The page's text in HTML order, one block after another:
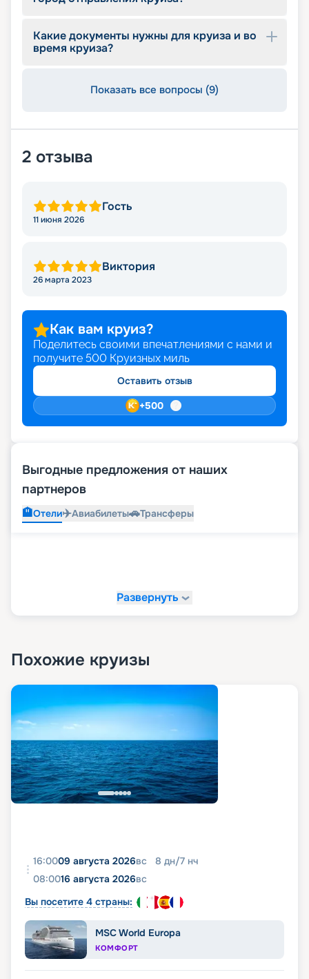
оказывать информационную поддержку на
протяжении круиза. Бронируйте путевки и
отправляйтесь в сказочное путешествие на
Какие документы нужны для круиза и во
время круиза?
Показать все вопросы (9)
2 отзыва
Гость
11 июня 2026
Виктория
26 марта 2023
Как вам круиз?
Поделитесь своими впечатлениями с нами и
получите 500 Круизных миль
Оставить отзыв
+500
Выгодные предложения от наших
партнеров
🏨Отели✈️Авиабилеты🚗Трансферы
Развернуть
Похожие круизы
16:0009 августа 2026вс 8 дн/7 нч
08:0016 августа 2026вс
Вы посетите 4 страны:
MSC World Europa
КОМФОРТ